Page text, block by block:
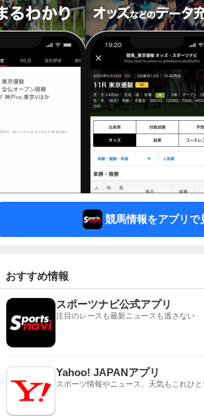
競馬情報をアプリで
おすすめ情報
スポーツナビ公式アプリ
注目のレースも最新ニュースも逃さない
Yahoo! JAPANアプリ
スポーツ情報やニュース、天気もこれひ